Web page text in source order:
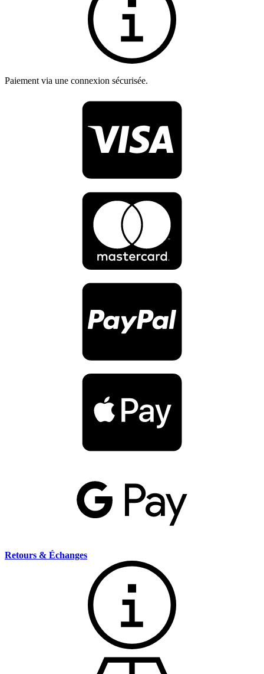
Paiement via une connexion sécurisée.
Retours & Échanges